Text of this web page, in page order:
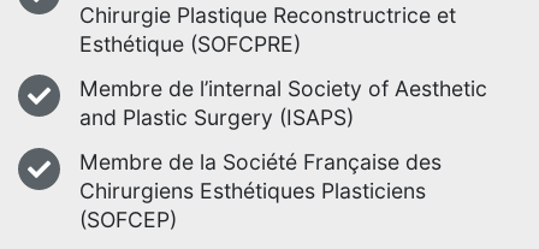
Chirurgie Plastique Reconstructrice et
Esthétique (SOFCPRE)
Membre de l’internal Society of Aesthetic
and Plastic Surgery (ISAPS)
Membre de la Société Française des
Chirurgiens Esthétiques Plasticiens
(SOFCEP)